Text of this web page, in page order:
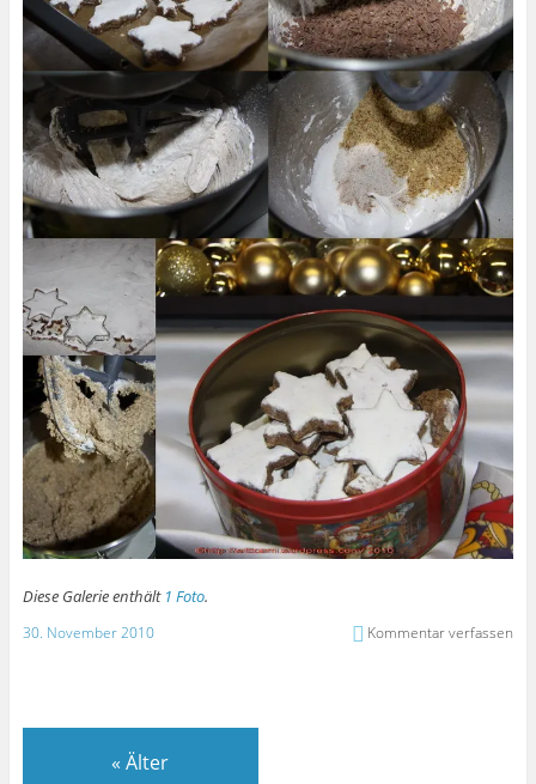
Diese Galerie enthält 1 Foto.
30. November 2010 Kommentar verfassen
« Älter